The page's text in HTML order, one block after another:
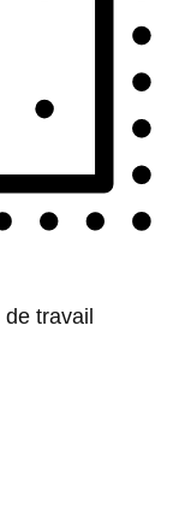
travail